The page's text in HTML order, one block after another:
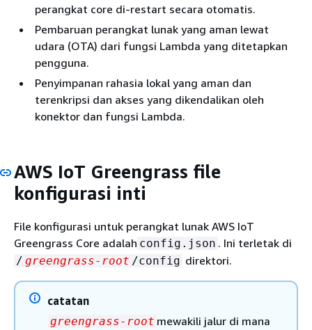
perangkat core di-restart secara otomatis.
Pembaruan perangkat lunak yang aman lewat
udara (OTA) dari fungsi Lambda yang ditetapkan
pengguna.
Penyimpanan rahasia lokal yang aman dan
terenkripsi dan akses yang dikendalikan oleh
konektor dan fungsi Lambda.
AWS IoT Greengrass file
konfigurasi inti
File konfigurasi untuk perangkat lunak AWS IoT
Greengrass Core adalah config.json . Ini terletak di
/ greengrass-root /config direktori.
catatan
greengrass-root mewakili jalur di mana